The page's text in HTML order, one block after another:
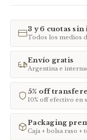
ANILLOS CADENAS
TALLE AJUSTE
Chico
Mediano Fijo
Grande Fijo
Ajustable Ajustable
Algunas pulseras y
3 y 6 cuotas
Todos los medios
Envío gratis
Argentina e
5% off
10% off efectivo en
Packaging
Caja + bolsa raso +